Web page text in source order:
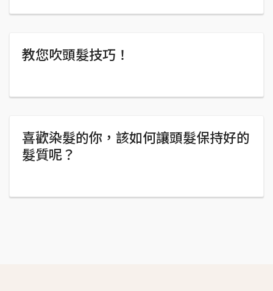
教您吹頭髮技巧！
喜歡染髮的你，該如何讓頭髮保持好的
髮質呢？